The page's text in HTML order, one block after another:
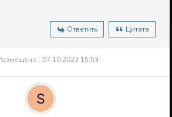
Ответить Цитата
: 07.10.2023 15:53